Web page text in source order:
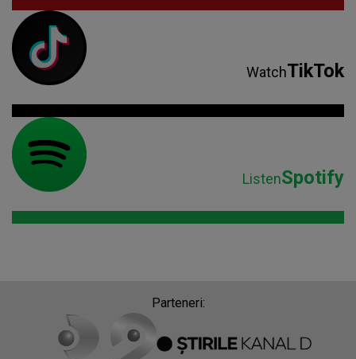
WatchTikTok
ListenSpotify
Parteneri: